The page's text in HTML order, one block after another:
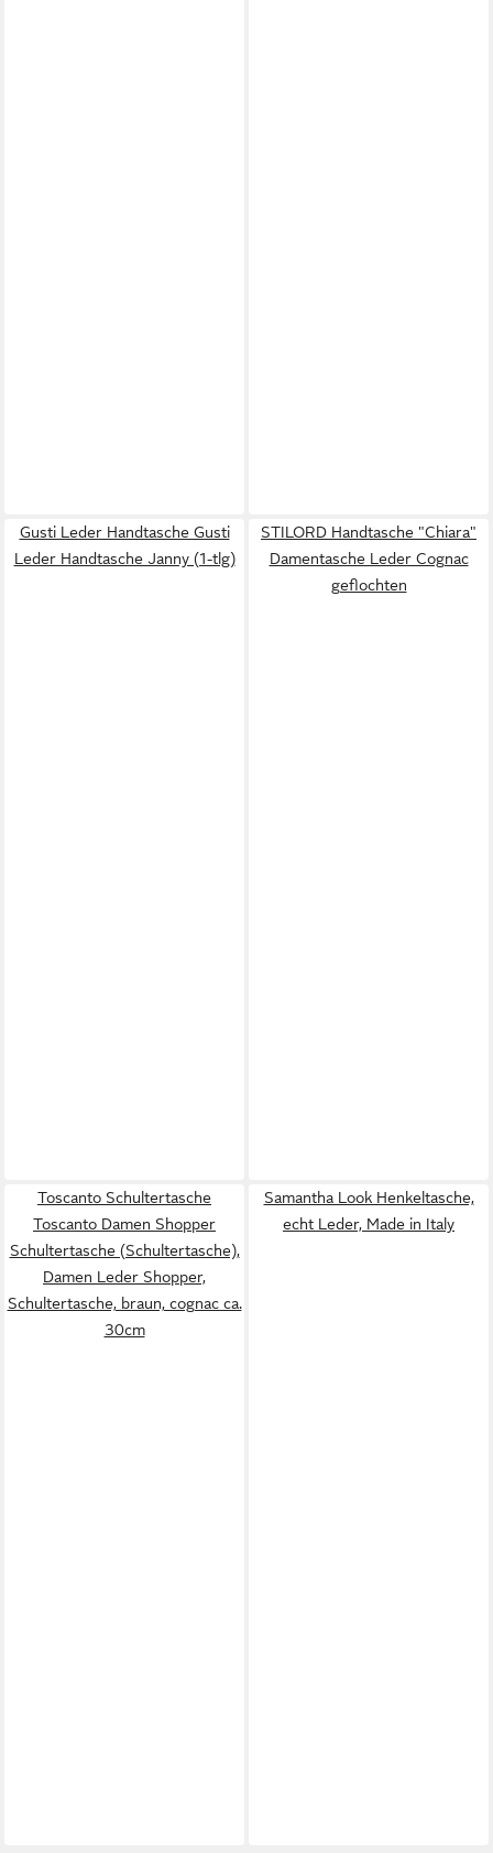
Gusti Leder Handtasche Gusti
Leder Handtasche Janny (1-tlg)
STILORD Handtasche "Chiara"
Damentasche Leder Cognac
geflochten
Toscanto Schultertasche
Toscanto Damen Shopper
Schultertasche (Schultertasche),
Damen Leder Shopper,
Schultertasche, braun, cognac ca.
30cm
Samantha Look Henkeltasche,
echt Leder, Made in Italy